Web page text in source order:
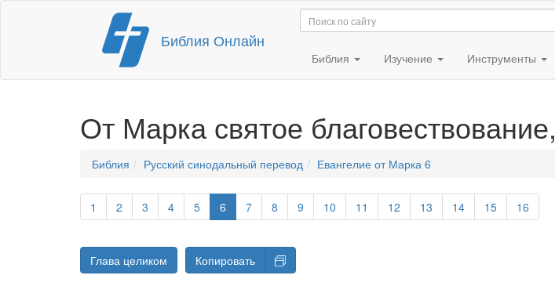
Перейти
содержимому
Библия Онлайн
Библия Изучение Инструменты
От Марка святое благовествование,
Библия Русский синодальный перевод Евангелие от Марка 6
1 2 3 4 5 6 7 8 9 10 11 12 13 14 15 16
Глава целиком Копировать